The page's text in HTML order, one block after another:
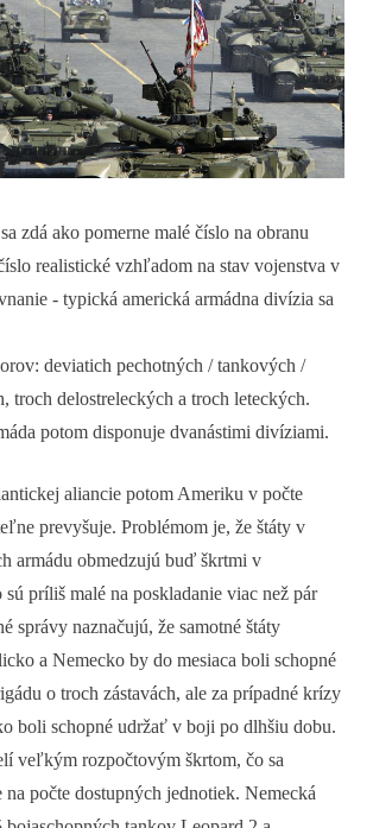
zdá ako pomerne malé číslo na obranu
realistické vzhľadom na stav vojenstva v
- typická americká armádna divízia sa
deviatich pechotných / tankových /
troch delostreleckých a troch leteckých.
potom disponuje dvanástimi divíziami.
aliancie potom Ameriku v počte
prevyšuje. Problémom je, že štáty v
armádu obmedzujú buď škrtmi v
príliš malé na poskladanie viac než pár
správy naznačujú, že samotné štáty
a Nemecko by do mesiaca boli schopné
o troch zástavách, ale za prípadné krízy
boli schopné udržať v boji po dlhšiu dobu.
veľkým rozpočtovým škrtom, čo sa
na počte dostupných jednotiek. Nemecká